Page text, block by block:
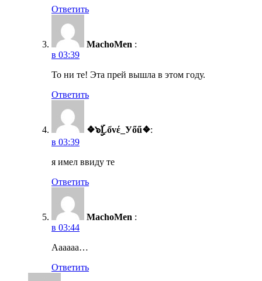
Ответить
MachoMen :
в 03:39
То ни те! Эта прей вышла в этом году.
Ответить
❖๖ۣۣۜLổvέ_Уőű❖:
в 03:39
я имел ввиду те
Ответить
MachoMen :
в 03:44
Аааааа…
Ответить